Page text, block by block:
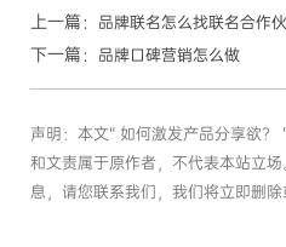
上一篇： 品牌联名怎么找联名合作
下一篇： 品牌口碑营销怎么做
声明：本文“ 如何激发产品分享欲
和文责属于原作者，不代表本站立
息，请您联系我们，我们将立即删除